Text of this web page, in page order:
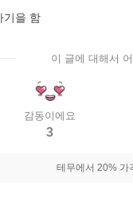
기을 함
이 글에 대해서
감동이에요
3
테무에서 20% 가